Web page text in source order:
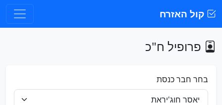
קול האזרח
פרופיל ח"כ
בחר חבר כנסת